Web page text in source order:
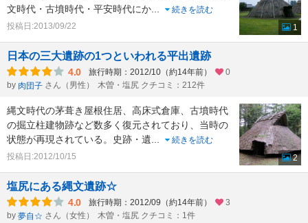
文時代・古墳時代・平安時代にか...
続きを読む
投稿日:2013/09/22
1
日本の三大遺跡の1つといわれる平出遺跡
4.0 旅行時期：2012/10（約14年前）
0
by 肉団子 さん（男性） 木曽・塩尻 クチコミ：212件
縄文時代の茅葺き屋根住居、高床式倉庫、古墳時代
の掘立柱建物跡など数多く復元されており、当時の
状態が再現されている。史跡・遺...
続きを読む
投稿日:2012/10/15
2
塩尻にある縄文遺跡☆
4.0 旅行時期：2012/09（約14年前）
3
by 夢自☆ さん（女性） 木曽・塩尻 クチコミ：1件